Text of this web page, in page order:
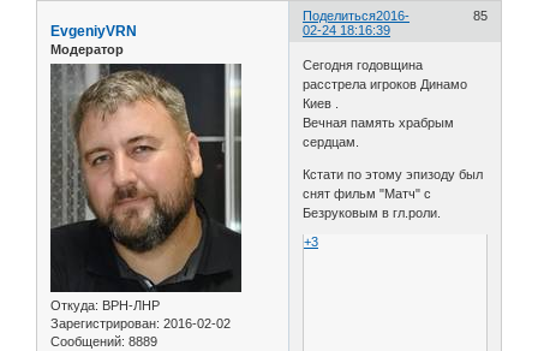
Поделиться 85
2016-
02-24 18:16:39
EvgeniyVRN
Модератор
Откуда: ВРН-ЛНР
Зарегистрирован: 2016-02-02
Сообщений: 8889
Сегодня годовщина
расстрела игроков Динамо
Киев .
Вечная память храбрым
сердцам.
Кстати по этому эпизоду был
снят фильм "Матч" с
Безруковым в гл.роли.
+3